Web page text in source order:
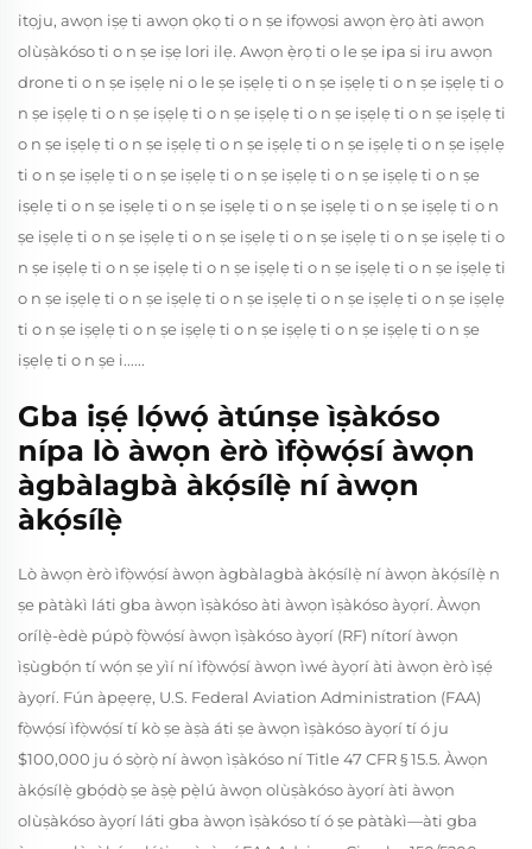
itọju, awọn iṣẹ ti awọn ọkọ ti o n ṣe ifọwọsi awọn ẹ̀rọ àti awọn
olùṣàkóso ti o n ṣe iṣẹ lori ilẹ. Awọn ẹ̀rọ ti o le ṣe ipa si iru awọn
drone ti o n ṣe iṣẹlẹ ni o le ṣe iṣẹlẹ ti o n ṣe iṣẹlẹ ti o n ṣe iṣẹlẹ ti o
n ṣe iṣẹlẹ ti o n ṣe iṣẹlẹ ti o n ṣe iṣẹlẹ ti o n ṣe iṣẹlẹ ti o n ṣe iṣẹlẹ ti
o n ṣe iṣẹlẹ ti o n ṣe iṣẹlẹ ti o n ṣe iṣẹlẹ ti o n ṣe iṣẹlẹ ti o n ṣe iṣẹlẹ
ti o n ṣe iṣẹlẹ ti o n ṣe iṣẹlẹ ti o n ṣe iṣẹlẹ ti o n ṣe iṣẹlẹ ti o n ṣe
iṣẹlẹ ti o n ṣe iṣẹlẹ ti o n ṣe iṣẹlẹ ti o n ṣe iṣẹlẹ ti o n ṣe iṣẹlẹ ti o n
ṣe iṣẹlẹ ti o n ṣe iṣẹlẹ ti o n ṣe iṣẹlẹ ti o n ṣe iṣẹlẹ ti o n ṣe iṣẹlẹ ti o
n ṣe iṣẹlẹ ti o n ṣe iṣẹlẹ ti o n ṣe iṣẹlẹ ti o n ṣe iṣẹlẹ ti o n ṣe iṣẹlẹ ti
o n ṣe iṣẹlẹ ti o n ṣe iṣẹlẹ ti o n ṣe iṣẹlẹ ti o n ṣe iṣẹlẹ ti o n ṣe iṣẹlẹ
ti o n ṣe iṣẹlẹ ti o n ṣe iṣẹlẹ ti o n ṣe iṣẹlẹ ti o n ṣe iṣẹlẹ ti o n ṣe
iṣẹlẹ ti o n ṣe i......
Gba iṣẹ́ lọ́wọ́ àtúnṣe ìṣàkóso
nípa lò àwọn èrò ìfọ̀wọ́sí àwọn
àgbàlagbà àkọ́sílẹ̀ ní àwọn
àkọ́sílẹ̀
Lò àwọn èrò ìfọ̀wọ́sí àwọn àgbàlagbà àkọ́sílẹ̀ ní àwọn àkọ́sílẹ̀ n
ṣe pàtàkì láti gba àwọn ìṣàkóso àti àwọn ìṣàkóso àyọrí. Àwọn
orílẹ̀-èdè púpọ̀ fọ̀wọ́sí àwọn ìṣàkóso àyọrí (RF) nítorí àwọn
ìṣùgbọ́n tí wọ́n ṣe yìí ní ìfọ̀wọ́sí àwọn ìwé àyọrí àti àwọn èrò ìṣẹ́
àyọrí. Fún àpẹẹrẹ, U.S. Federal Aviation Administration (FAA)
fọ̀wọ́sí ìfọ̀wọ́sí tí kò ṣe àṣà áti ṣe àwọn ìṣàkóso àyọrí tí ó ju
$100,000 ju ó sọ̀rọ̀ ní àwọn ìṣàkóso ní Title 47 CFR § 15.5. Àwọn
àkọ́sílẹ̀ gbọ́dọ̀ ṣe àṣẹ̀ pẹ̀lú àwọn olùṣàkóso àyọrí àti àwọn
olùṣàkóso àyọrí láti gba àwọn ìṣàkóso tí ó ṣe pàtàkì—àti gba